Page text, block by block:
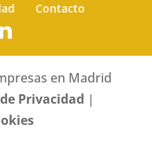
Contacto
en Madrid
Privacidad |